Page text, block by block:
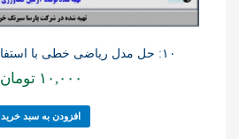
۱۰: حل مدل ریاضی خطی با استفاده از لینگو (Lingo)
۱۰,۰۰۰ تومان
افزودن به سبد خرید